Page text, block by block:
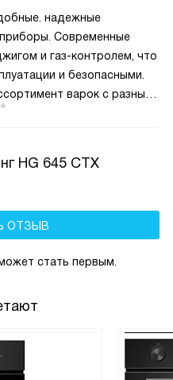
газа.
надежные
Современные
и газ-контролем, что
и безопасными.
варок с разным
HG 645 CTX
ОТЗЫВ
стать первым.